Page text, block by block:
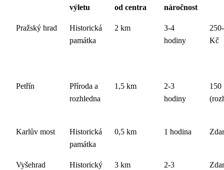
výletu
od centra
náročnost
Pražský hrad
Historická
památka
2 km
3-4
hodiny
Kč
Petřín
Příroda a
rozhledna
1,5 km
2-3
hodiny
150
Karlův most
Historická
památka
0,5 km 1 hodina
Vyšehrad
Historický
3 km
2-3